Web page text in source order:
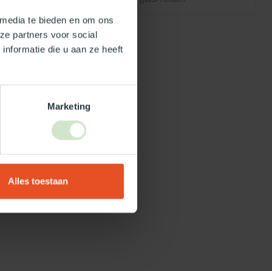
te bieden en om ons
partners voor social
die u aan ze heeft
Marketing
Alles toestaan